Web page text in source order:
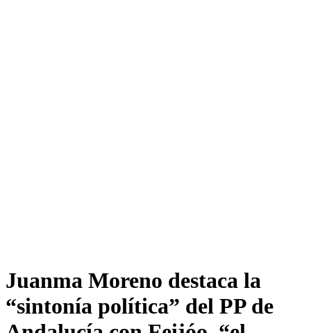
Juanma Moreno destaca la
“sintonía política” del PP de